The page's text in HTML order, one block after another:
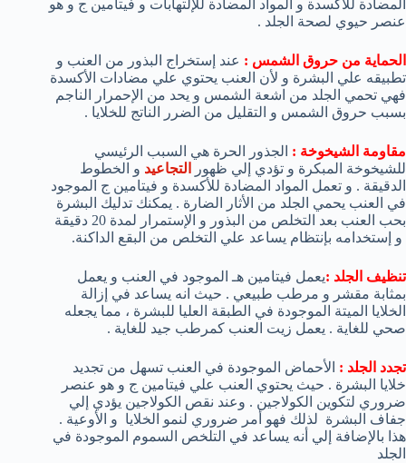
المضادة للأكسدة و المواد المضادة للإلتهابات و فيتامين ج و هو
عنصر حيوي لصحة الجلد .
الحماية من حروق الشمس : عند إستخراج البذور من العنب و
تطبيقه علي البشرة و لأن العنب يحتوي علي مضادات الأكسدة
فهي تحمي الجلد من اشعة الشمس و يحد من الإحمرار الناجم
بسبب حروق الشمس و التقليل من الضرر الناتج للخلايا .
مقاومة الشيخوخة : الجذور الحرة هي السبب الرئيسي
للشيخوخة المبكرة و تؤدي إلي ظهور
التجاعيد و الخطوط
الدقيقة . و تعمل المواد المضادة للأكسدة و فيتامين ج الموجود
في العنب يحمي الجلد من الأثار الضارة . يمكنك تدليك البشرة
بحب العنب بعد التخلص من البذور و الإستمرار لمدة 20 دقيقة
و إستخدامه بإنتظام يساعد علي التخلص من البقع الداكنة.
تنظيف الجلد :يعمل فيتامين هـ الموجود في العنب و يعمل
بمثابة مقشر و مرطب طبيعي . حيث انه يساعد في إزالة
الخلايا الميتة الموجودة في الطبقة العليا للبشرة ، مما يجعله
صحي للغاية . يعمل زيت العنب كمرطب جيد للغاية .
تجدد الجلد : الأحماض الموجودة في العنب تسهل من تجديد
خلايا البشرة . حيث يحتوي العنب علي فيتامين ج و هو عنصر
ضروري لتكوين الكولاجين . وعند نقص الكولاجين يؤدي إلي
جفاف البشرة لذلك فهو أمر ضروري لنمو الخلايا و الأوعية .
هذا بالإضافة إلي أنه يساعد في التلخص السموم الموجودة في
الجلد